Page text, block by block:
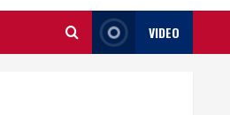
VIDEO